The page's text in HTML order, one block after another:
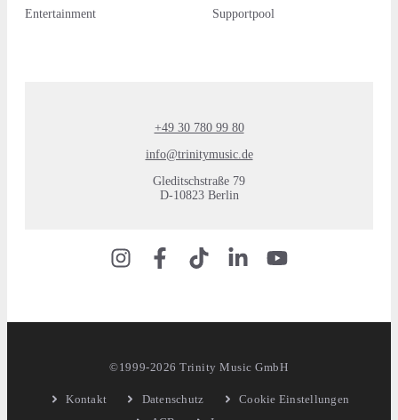
Entertainment
Supportpool
+49 30 780 99 80
info@trinitymusic.de
Gleditschstraße 79
D-10823 Berlin
©1999-2026 Trinity Music GmbH
Kontakt Datenschutz
Cookie Einstellungen